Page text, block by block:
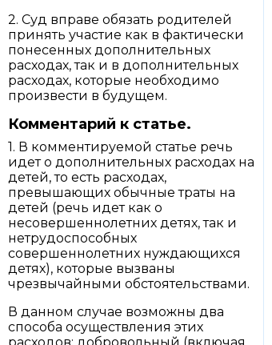
2. Суд вправе обязать родителей
принять участие как в фактически
понесенных дополнительных
расходах, так и в дополнительных
расходах, которые необходимо
произвести в будущем.
Комментарий к статье.
1. В комментируемой статье речь
идет о дополнительных расходах на
детей, то есть расходах,
превышающих обычные траты на
детей (речь идет как о
несовершеннолетних детях, так и
нетрудоспособных
совершеннолетних нуждающихся
детях), которые вызваны
чрезвычайными обстоятельствами.
В данном случае возможны два
способа осуществления этих